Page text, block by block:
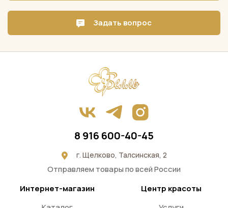
Задать вопрос
Центр красоты
Интернет-магазин
8 916 600-40-45
г. Щелково, Талсинская, 2
Отправляем товары по всей России